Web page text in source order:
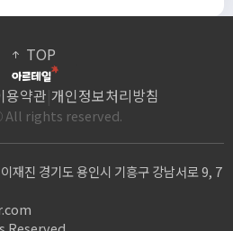
TOP
용약관 개인정보처리방침
All rights reserved.
재진 경기도 용인시 기흥구 강남서로 9, 7